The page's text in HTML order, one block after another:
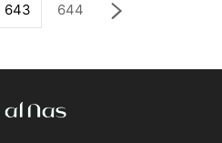
643 644